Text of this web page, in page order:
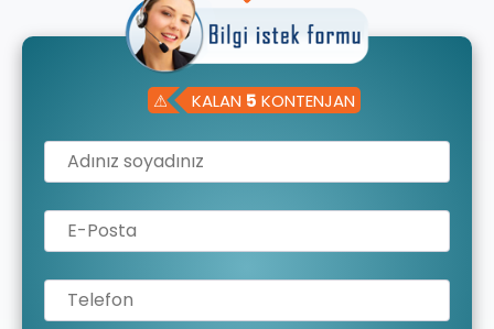
⚠ KALAN 5 KONTENJAN